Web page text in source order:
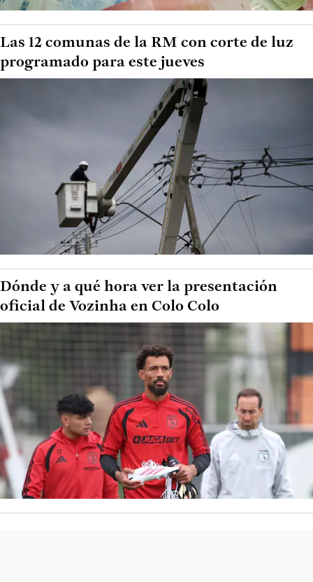
Las 12 comunas de la RM con corte de luz
programado para este jueves
Dónde y a qué hora ver la presentación
oficial de Vozinha en Colo Colo